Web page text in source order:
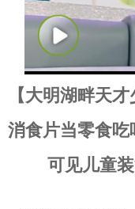
【大明湖畔天
消食片当零食
可见儿童